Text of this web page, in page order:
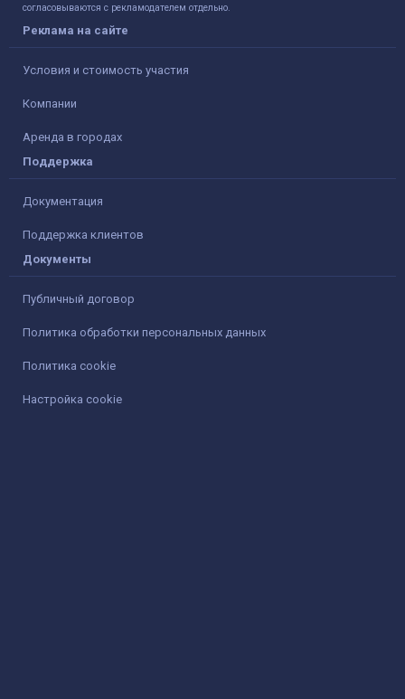
согласовываются с рекламодателем отдельно.
Реклама на сайте
Условия и стоимость участия
Компании
Аренда в городах
Поддержка
Документация
Поддержка клиентов
Документы
Публичный договор
Политика обработки персональных данных
Политика cookie
Настройка cookie